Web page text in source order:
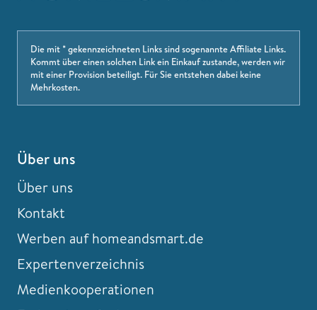
Die mit * gekennzeichneten Links sind sogenannte Affiliate Links.
Kommt über einen solchen Link ein Einkauf zustande, werden wir
mit einer Provision beteiligt. Für Sie entstehen dabei keine
Mehrkosten.
Über uns
Über uns
Kontakt
Werben auf homeandsmart.de
Expertenverzeichnis
Medienkooperationen